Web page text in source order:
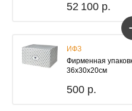
52 100 р.
ИФЗ
Фирменная
36х30х20см
500 р.